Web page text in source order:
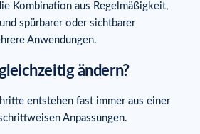
Kombination aus Regelmäßigkeit,
spürbarer oder sichtbarer
Anwendungen.
ändern?
entstehen fast immer aus einer
Anpassungen.